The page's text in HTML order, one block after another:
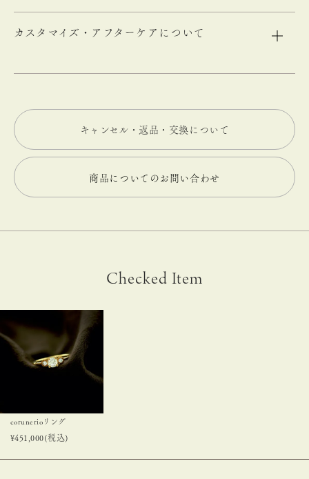
カスタマイズ・アフターケアについて
キャンセル・返品・交換について
商品についてのお問い合わせ
Checked Item
corunerioリング
¥451,000(税込)